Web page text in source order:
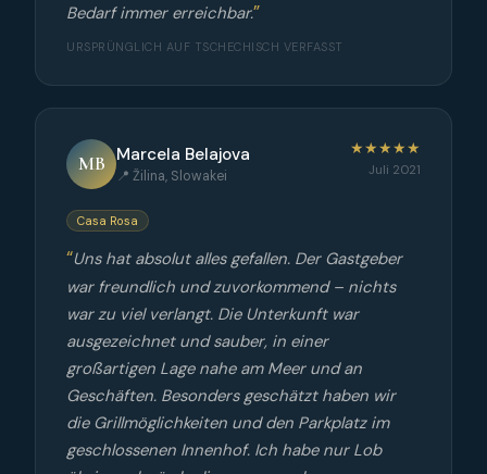
Bedarf immer erreichbar.
URSPRÜNGLICH AUF TSCHECHISCH VERFASST
MB Marcela Belajova
📍 Žilina, Slowakei
★★★★★
Juli 2021
Casa Rosa
Uns hat absolut alles gefallen. Der Gastgeber
war freundlich und zuvorkommend – nichts
war zu viel verlangt. Die Unterkunft war
ausgezeichnet und sauber, in einer
großartigen Lage nahe am Meer und an
Geschäften. Besonders geschätzt haben wir
die Grillmöglichkeiten und den Parkplatz im
geschlossenen Innenhof. Ich habe nur Lob